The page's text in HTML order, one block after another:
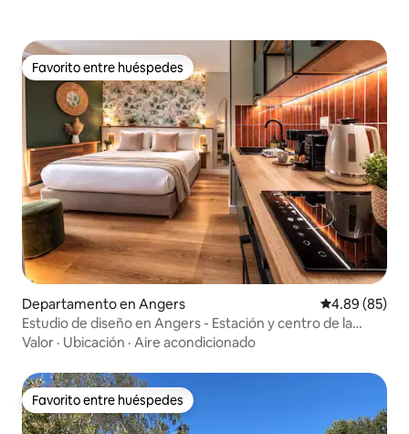
Favorito entre huéspedes
Favorito entre huéspedes
Departamento en Angers Calificación
4.89 (85)
Estudio de diseño en Angers - Estación y centro de la
ciudad
Valor · Ubicación · Aire acondicionado
Favorito entre huéspedes
Favorito entre huéspedes